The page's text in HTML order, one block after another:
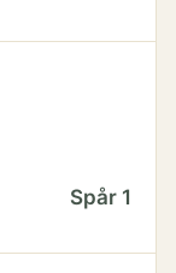
Spår 1